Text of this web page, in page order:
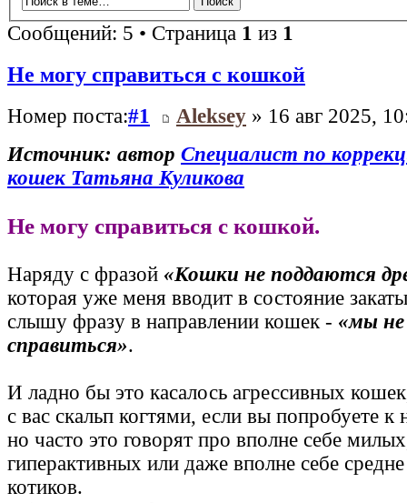
Сообщений: 5 • Страница 1 из 1
Не могу справиться с кошкой
Номер поста:#1 Aleksey » 16 авг 2025,
Источник: автор Специалист по
кошек Татьяна Куликова
Не могу справиться с кошкой.
Наряду с фразой «Кошки не поддаются
которая уже меня вводит в состояние
слышу фразу в направлении кошек - «мы
справиться».
И ладно бы это касалось агрессивных
с вас скальп когтями, если вы попробуете к
но часто это говорят про вполне себе
гиперактивных или даже вполне себе
котиков.